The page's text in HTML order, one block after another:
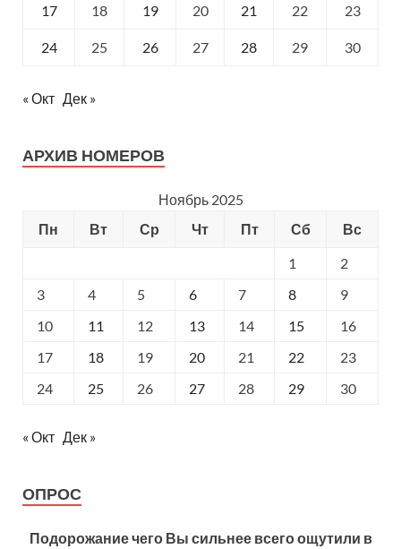
17 18 19 20 21 22 23
24 25 26 27 28 29 30
« Окт Дек »
АРХИВ НОМЕРОВ
Ноябрь 2025
Пн
Вт Ср Чт Пт Сб
Вс
1
2
3
4 5 6 7 8
9
10
11 12 13 14 15
16
17
18 19 20 21 22
23
24
25 26 27 28 29 30
« Окт Дек »
ОПРОС
Подорожание чего Вы сильнее всего ощутили в